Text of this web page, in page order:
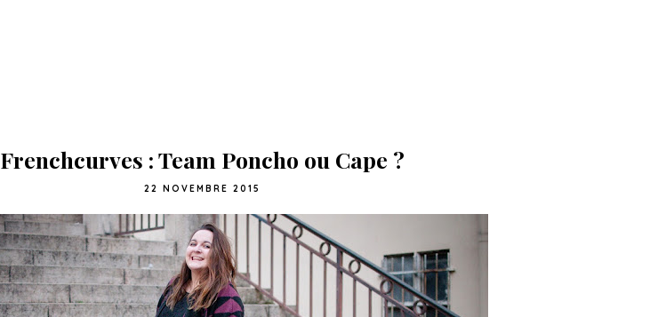
Frenchcurves : Team Poncho ou Cape ?
22 NOVEMBRE 2015